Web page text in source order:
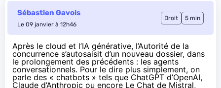
Sébastien Gavois
Le 09 janvier à 12h46
Droit 5 min
Après le cloud et l’IA générative, l’Autorité de la
concurrence s’autosaisit d’un nouveau dossier, dans
le prolongement des précédents : les agents
conversationnels. Pour le dire plus simplement, on
parle des « chatbots » tels que ChatGPT d’OpenAI,
Claude d’Anthropic ou encore Le Chat de Mistral,